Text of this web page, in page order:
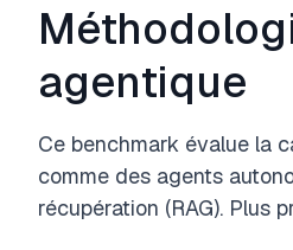
agentique
Ce benchmark évalue la
comme des agents
récupération (RAG). Plus